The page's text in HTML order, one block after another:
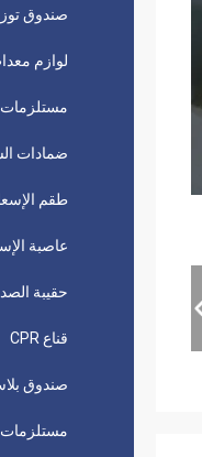
صندوق
لوازم
مستلزمات
ضمادات
طقم
عاصبة
حقيبة
قناع CPR
صندوق
مستلزمات